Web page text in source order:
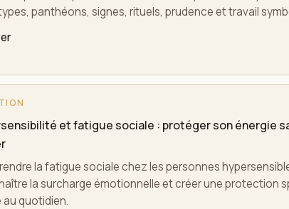
panthéons, signes, rituels, prudence et travail
et fatigue sociale : protéger son énergie
la fatigue sociale chez les personnes
la surcharge émotionnelle et créer une protection
quotidien.